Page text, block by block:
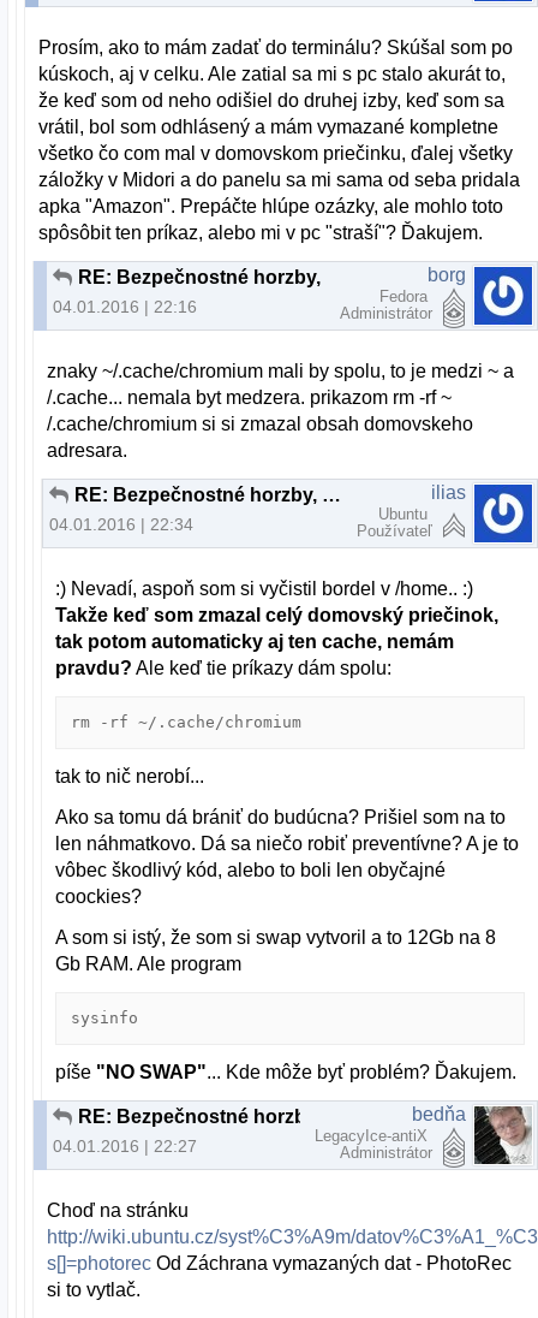
Prosím, ako to mám zadať do terminálu? Skúšal som po
kúskoch, aj v celku. Ale zatial sa mi s pc stalo akurát to,
že keď som od neho odišiel do druhej izby, keď som sa
vrátil, bol som odhlásený a mám vymazané kompletne
všetko čo com mal v domovskom priečinku, ďalej všetky
záložky v Midori a do panelu sa mi sama od seba pridala
apka "Amazon". Prepáčte hlúpe ozázky, ale mohlo toto
spôsôbit ten príkaz, alebo mi v pc "straší"? Ďakujem.
04.01.2016 | 22:16
borg
Fedora
Administrátor
znaky ~/.cache/chromium mali by spolu, to je medzi ~ a
/.cache... nemala byt medzera. prikazom rm -rf ~
/.cache/chromium si si zmazal obsah domovskeho
adresara.
RE: Bezpečnostné horzby, alebo planý poplach?
04.01.2016 | 22:34
ilias
Ubuntu
Používateľ
:) Nevadí, aspoň som si vyčistil bordel v /home.. :)
Takže keď som zmazal celý domovský priečinok,
tak potom automaticky aj ten cache, nemám
pravdu? Ale keď tie príkazy dám spolu:
rm -rf ~/.cache/chromium
tak to nič nerobí...
Ako sa tomu dá brániť do budúcna? Prišiel som na to
len náhmatkovo. Dá sa niečo robiť preventívne? A je to
vôbec škodlivý kód, alebo to boli len obyčajné
coockies?
A som si istý, že som si swap vytvoril a to 12Gb na 8
Gb RAM. Ale program
sysinfo
píše "NO SWAP"... Kde môže byť problém? Ďakujem.
04.01.2016 | 22:27
bedňa
LegacyIce-antiX
Administrátor
Choď na stránku
http://wiki.ubuntu.cz/syst%C3%A9m/
s[]=photorec Od Záchrana vymazaných dat - PhotoRec
si to vytlač.